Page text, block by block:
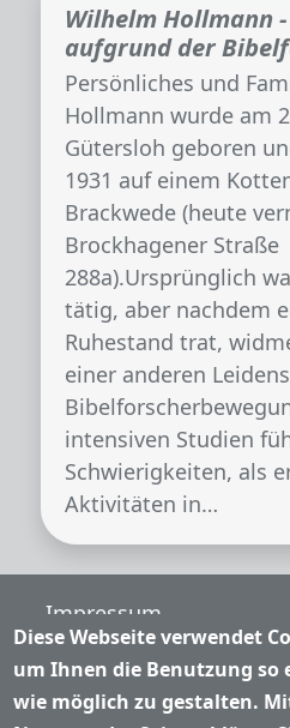
Wilhelm Hollmann
aufgrund der
Persönliches und
Hollmann wurde am
Gütersloh geboren
1931 auf einem
Brackwede (heute
Brockhagener Straße
288a).Ursprünglich
tätig, aber nachdem
Ruhestand trat,
einer anderen
intensiven Studien
Schwierigkeiten, als
Aktivitäten in…
Fußzeile
Impressum
Nutzungsbedingungen
Datenschutzerklärung
Diese Webseite verwendet
um Ihnen die Benutzung so
wie möglich zu gestalten.